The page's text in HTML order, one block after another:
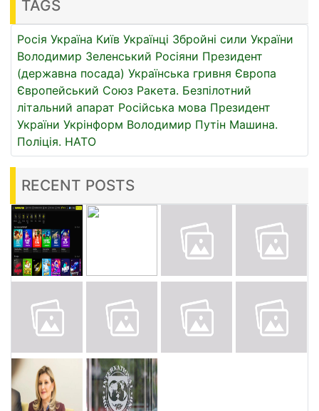
TAGS
Росія Україна Київ Українці Збройні сили України
Володимир Зеленський Росіяни Президент
(державна посада) Українська гривня Європа
Європейський Союз Ракета. Безпілотний
літальний апарат Російська мова Президент
України Укрінформ Володимир Путін Машина.
Поліція. НАТО
RECENT POSTS